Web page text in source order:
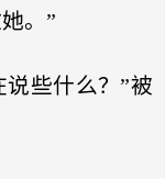
。”
些什么？”被